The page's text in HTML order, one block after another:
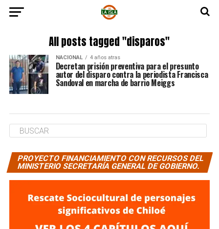
All posts tagged "disparos"
NACIONAL 4 años atras
Decretan prisión preventiva para el presunto
autor del disparo contra la periodista Francisca
Sandoval en marcha de barrio Meiggs
PROYECTO FINANCIAMIENTO CON RECURSOS DEL
MINISTERIO SECRETARÍA GENERAL DE GOBIERNO.